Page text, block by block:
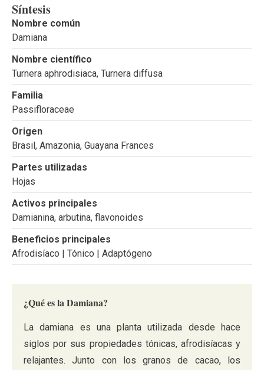
Síntesis
Nombre común
Damiana
Nombre científico
Turnera aphrodisiaca, Turnera diffusa
Familia
Passifloraceae
Origen
Brasil, Amazonia, Guayana Frances
Partes utilizadas
Hojas
Activos principales
Damianina, arbutina, flavonoides
Beneficios principales
Afrodisíaco | Tónico | Adaptógeno
¿Qué es la Damiana?
La damiana es una planta utilizada desde hace
siglos por sus propiedades tónicas, afrodisíacas y
relajantes. Junto con los granos de cacao, los